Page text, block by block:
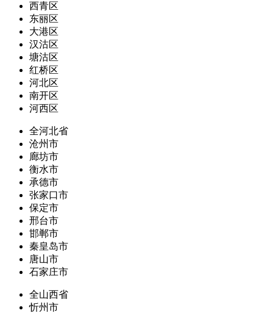
西青区
东丽区
大港区
汉沽区
塘沽区
红桥区
河北区
南开区
河西区
全河北省
沧州市
廊坊市
衡水市
承德市
张家口市
保定市
邢台市
邯郸市
秦皇岛市
唐山市
石家庄市
全山西省
忻州市